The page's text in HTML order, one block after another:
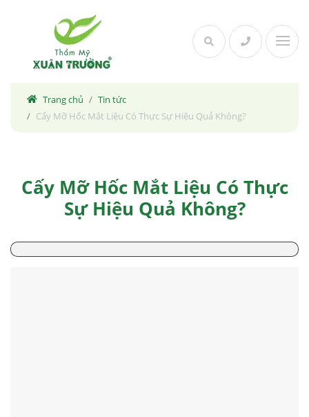
Trang chủ
Tin tức
Cấy Mỡ Hốc Mắt Liệu Có Thực Sự Hiệu Quả Không?
Cấy Mỡ Hốc Mắt Liệu Có Thực
Sự Hiệu Quả Không?